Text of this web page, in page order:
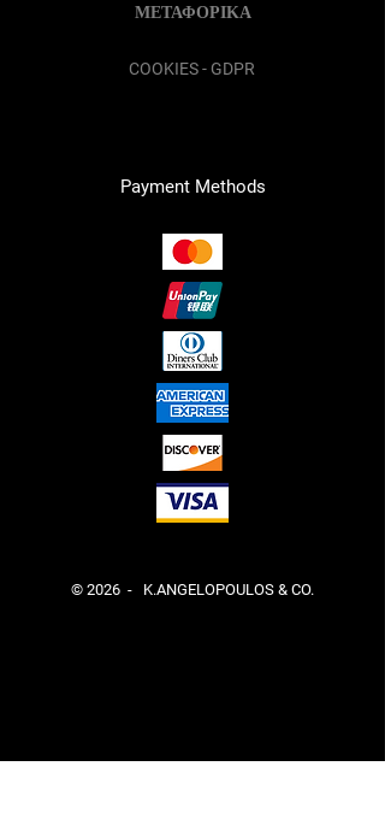
ΜΕΤΑΦΟΡΙΚΑ
COOKIES - GDPR
Payment Methods
© 2026 - K.ANGELOPOULOS & CO.